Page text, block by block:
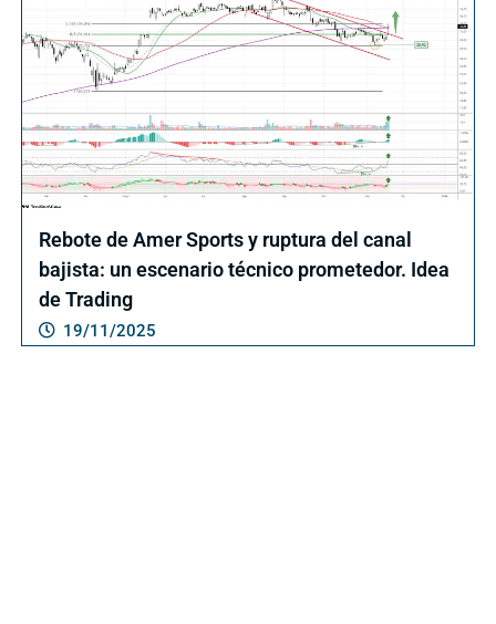
Rebote de Amer Sports y ruptura del canal
bajista: un escenario técnico prometedor. Idea
de Trading
19/11/2025